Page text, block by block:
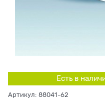
Есть в
Артикул: 88041-62